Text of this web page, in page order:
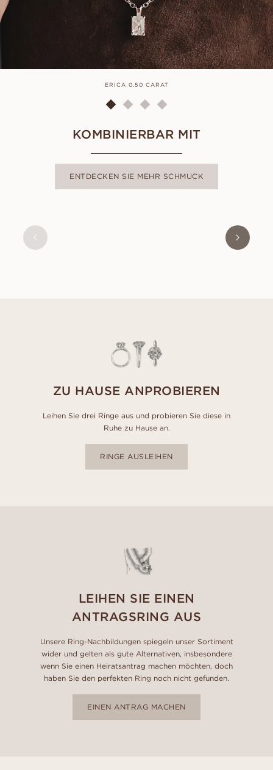
ERICA 0.50 CARAT
KOMBINIERBAR MIT
ENTDECKEN SIE MEHR SCHMUCK
ZU HAUSE ANPROBIEREN
Leihen Sie drei Ringe aus und probieren Sie diese in
Ruhe zu Hause an.
RINGE AUSLEIHEN
LEIHEN SIE EINEN
ANTRAGSRING AUS
Unsere Ring-Nachbildungen spiegeln unser Sortiment
wider und gelten als gute Alternativen, insbesondere
wenn Sie einen Heiratsantrag machen möchten, doch
haben Sie den perfekten Ring noch nicht gefunden.
EINEN ANTRAG MACHEN